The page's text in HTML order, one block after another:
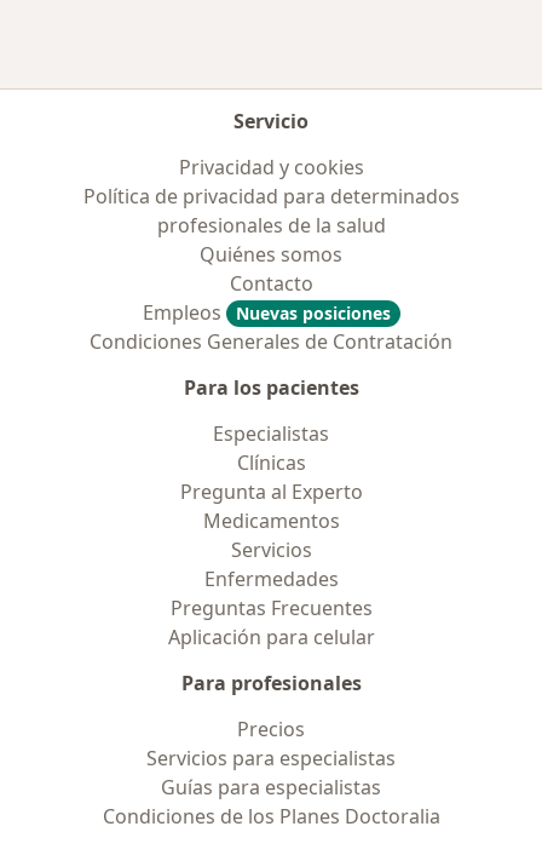
Servicio
Privacidad y cookies
Política de privacidad para determinados
profesionales de la salud
Quiénes somos
Contacto
Empleos
Nuevas posiciones
Condiciones Generales de Contratación
Para los pacientes
Especialistas
Clínicas
Pregunta al Experto
Medicamentos
Servicios
Enfermedades
Preguntas Frecuentes
Aplicación para celular
Para profesionales
Precios
Servicios para especialistas
Guías para especialistas
Condiciones de los Planes Doctoralia